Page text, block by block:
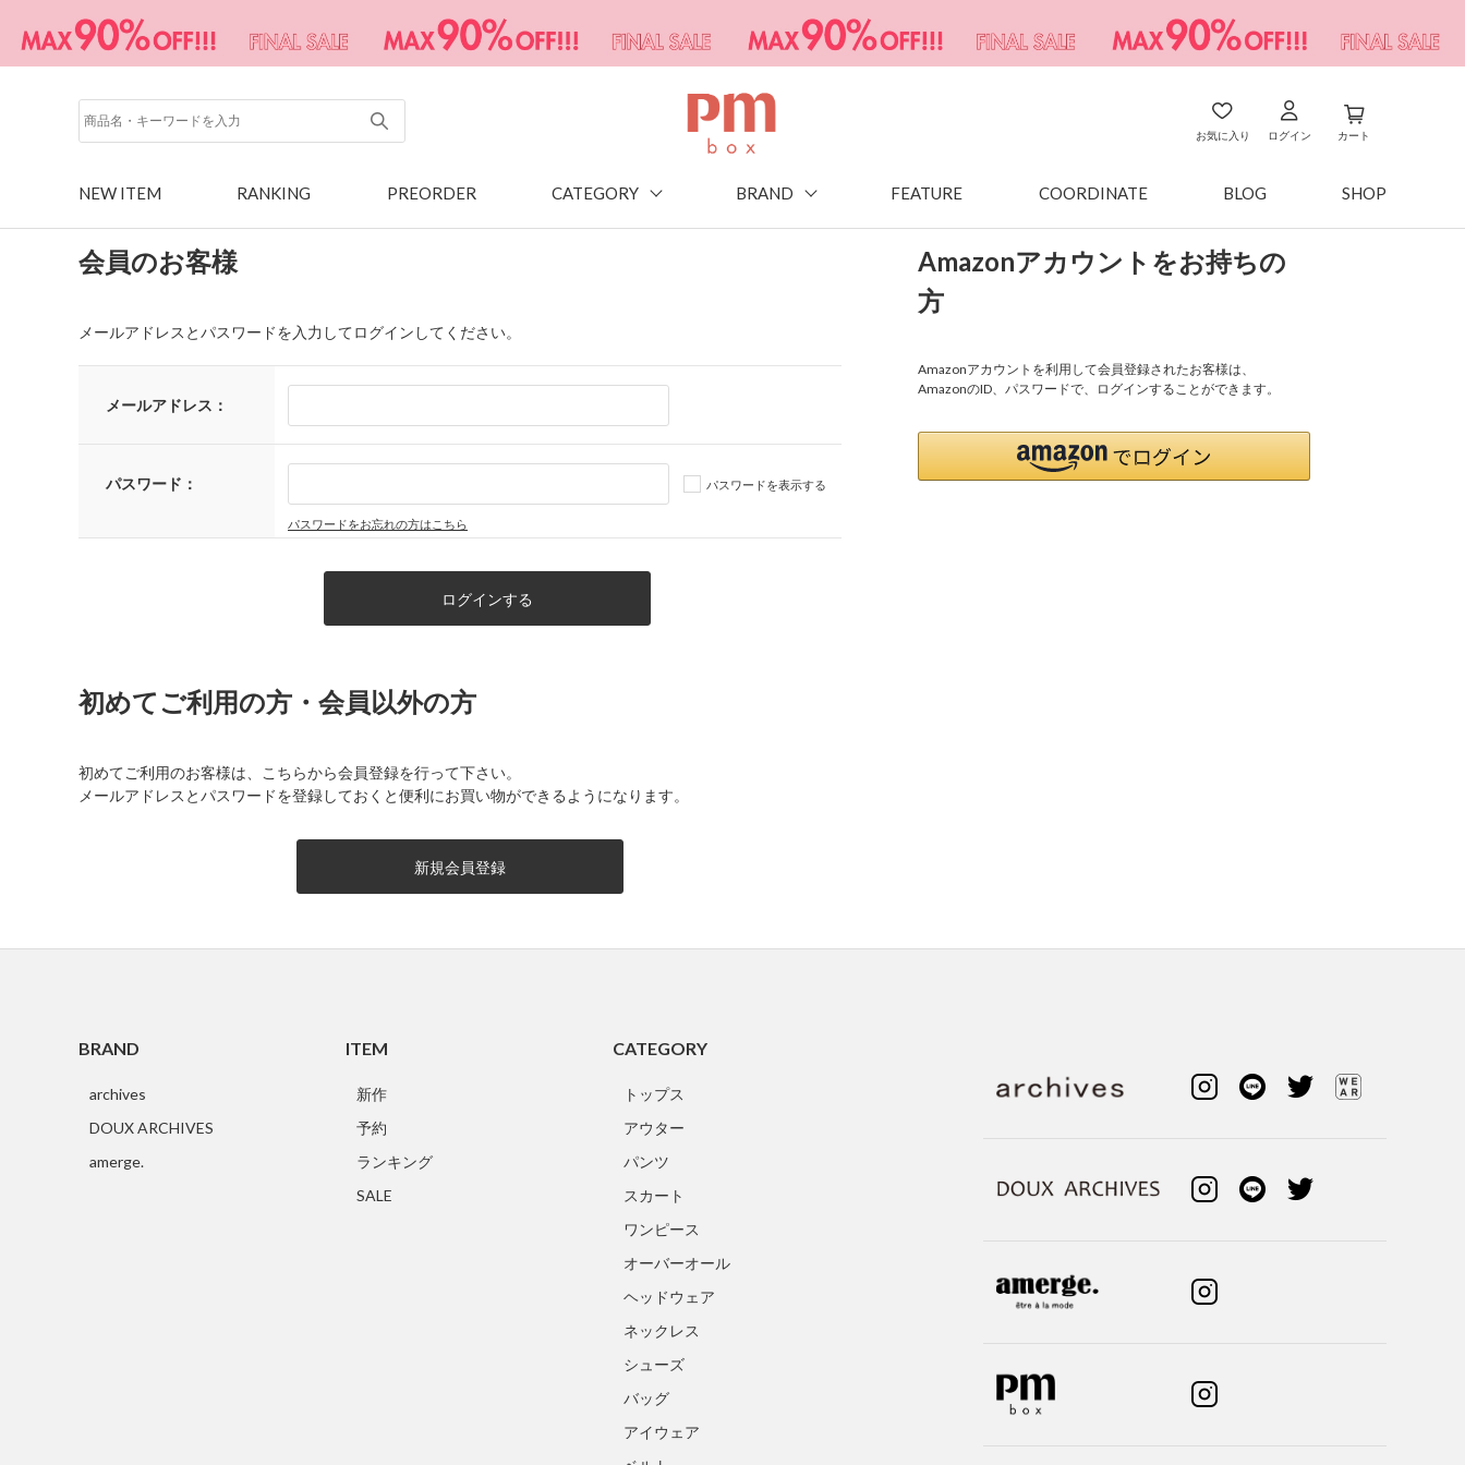
お気に入り ログイン カート
NEW ITEM RANKING PREORDER CATEGORY BRAND FEATURE COORDINATE BLOG SHOP
会員のお客様
メールアドレスとパスワードを入力してログインしてください。
メールアドレス：
パスワード： パスワードを表示する
パスワードをお忘れの方はこちら
Amazonアカウントをお持ちの
方
Amazonアカウントを利用して会員登録されたお客様は、
AmazonのID、パスワードで、ログインすることができます。
初めてご利用の方・会員以外の方
初めてご利用のお客様は、こちらから会員登録を行って下さい。
メールアドレスとパスワードを登録しておくと便利にお買い物ができるようになります。
BRAND
archives
DOUX ARCHIVES
amerge.
ITEM
新作
予約
ランキング
SALE
CATEGORY
トップス
アウター
パンツ
スカート
ワンピース
オーバーオール
ヘッドウェア
ネックレス
シューズ
バッグ
アイウェア